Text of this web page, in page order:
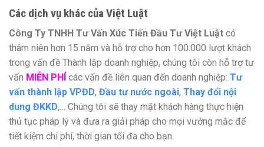
Các dịch vụ khác của Việt Luật
Công Ty TNHH Tư Vấn Xúc Tiến Đầu Tư Việt Luật có
thâm niên hơn 15 năm và hỗ trợ cho hơn 100.000 lượt khách
trong vấn đề Thành lập doanh nghiệp, chúng tôi còn hỗ trợ tư
vấn MIỄN PHÍ các vấn đề liên quan đến doanh nghiệp: Tư
vấn thành lập VPĐD, Đầu tư nước ngoài, Thay đổi nội
dung ĐKKD,… Chúng tôi sẽ thay mặt khách hàng thực hiện
thủ tục pháp lý và đưa ra giải pháp cho mọi vướng mắc để
tiết kiệm chi phí, thời gian tối đa cho bạn.